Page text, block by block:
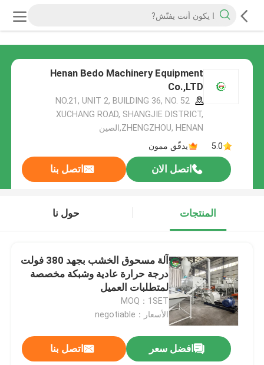
Henan Bedo Machinery Equipment
Co.,LTD
NO.21, UNIT 2, BUILDING 36, NO. 52
XUCHANG ROAD, SHANGJIE DISTRICT,
ZHENGZHOU, HENAN,الصين
5.0
يدقّق ممون
اتصل الان اتصل بنا
المنتجات حول نا
آلة مسحوق الخشب بجهد 380 فولت
درجة حرارة عادية وشبكة مخصصة
لمتطلبات العميل
MOQ：1SET
الأسعار：negotiable
افضل سعر اتصل بنا